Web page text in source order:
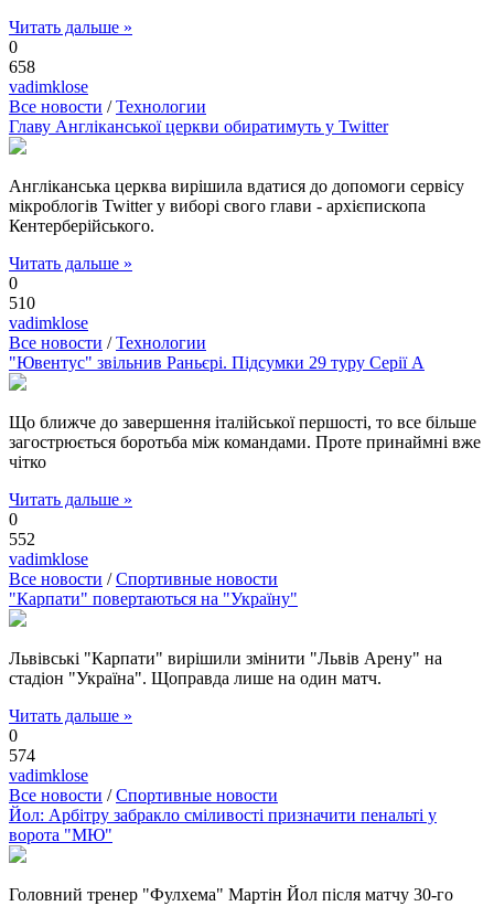
Читать дальше »
0
658
vadimklose
Все новости /Технологии
Главу Англіканської церкви обиратимуть у Twitter
Англіканська церква вирішила вдатися до допомоги сервісу
мікроблогів Twitter у виборі свого глави - архієпископа
Кентерберійського.
Читать дальше »
0
510
vadimklose
Все новости /Технологии
"Ювентус" звільнив Раньєрі. Підсумки 29 туру Серії А
Що ближче до завершення італійської першості, то все більше
загострюється боротьба між командами. Проте принаймні вже
чітко
Читать дальше »
0
552
vadimklose
Все новости /Спортивные новости
"Карпати" повертаються на "Україну"
Львівські "Карпати" вирішили змінити "Львів Арену" на
стадіон "Україна". Щоправда лише на один матч.
Читать дальше »
0
574
vadimklose
Все новости /Спортивные новости
Йол: Арбітру забракло сміливості призначити пенальті у
ворота "МЮ"
Головний тренер "Фулхема" Мартін Йол після матчу 30-го